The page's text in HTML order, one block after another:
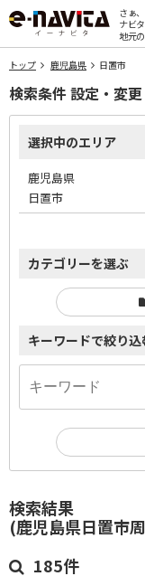
さぁ
ナビ
地元
トップ 鹿児島県 日置市
検索結果
(鹿児島県日置市
185件
検索条件 設定・変更
選択中のエリア
鹿児島県
日置市
カテゴリーを選ぶ
キーワードで絞り込